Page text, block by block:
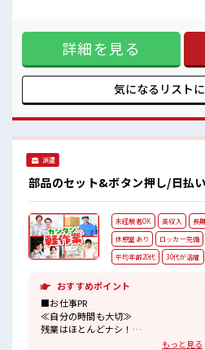
髪型・髪色自由♪
派手過ぎなければOKだから、
モチベーションもUP！
休憩時間にゆっくりできるスペース完
せんか？ ブランクがあって
という方もOK！ ≪女性も仕
性の応募も歓迎！ ≪無理なく
することもありますが、 残
お仕事≫ 家族や友人と一緒
ーOKで自由な雰囲気の職場
で、 毎日の服装の悩み解消♪ ■職場の雰囲気 女性が多めの職
場です♪ 髪型・髪色自由♪
詳細を見る
気になるリストに
派遣
部品のセット&ボタン押し/日払
未経験者OK 高収入 長
休憩室あり
ロッカー完備
平均年齢20代
30代が活躍
おすすめポイント
■お仕事PR
≪自分の時間も大切≫
残業はほとんどナシ！
場合によってはお願いすることもあり
もっと見る